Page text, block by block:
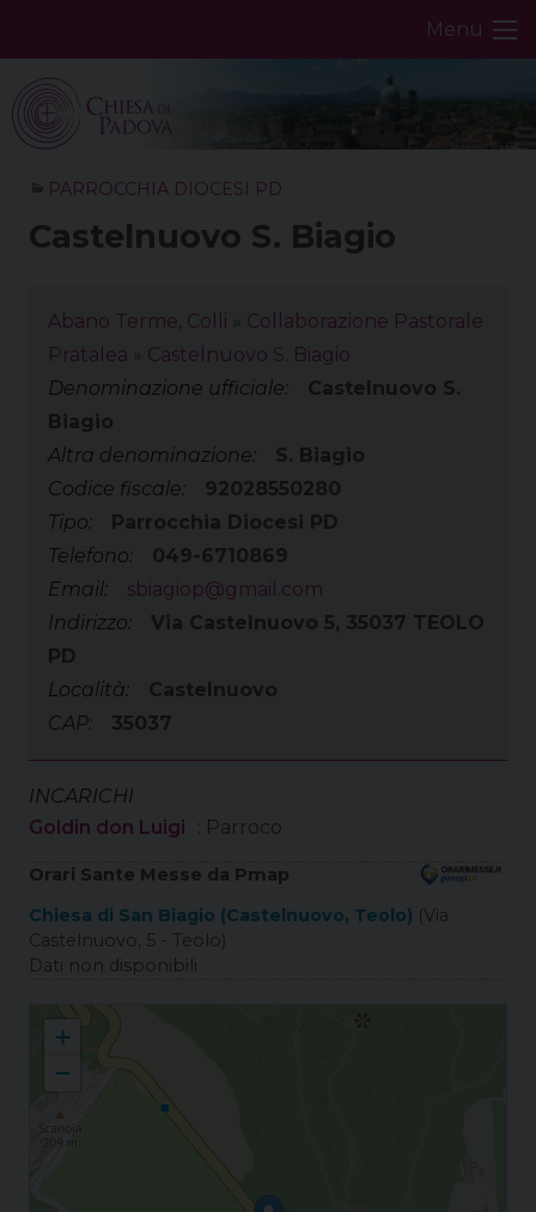
Menu
PARROCCHIA DIOCESI PD
Castelnuovo S. Biagio
Abano Terme, Colli
Collaborazione Pastorale
Pratalea
Castelnuovo S. Biagio
Denominazione ufficiale:
Castelnuovo S.
Biagio
Altra denominazione:
S. Biagio
Codice fiscale:
92028550280
Tipo:
Parrocchia Diocesi PD
Telefono:
049-6710869
Email:
sbiagiop@gmail.com
Indirizzo:
Via Castelnuovo 5, 35037 TEOLO
PD
Località:
Castelnuovo
CAP:
35037
INCARICHI
Goldin don Luigi
: Parroco
Orari Sante Messe da Pmap
Chiesa di San Biagio (Castelnuovo, Teolo) (Via
Castelnuovo, 5 - Teolo)
Dati non disponibili
Castelnuovo S. Biagio
+
−